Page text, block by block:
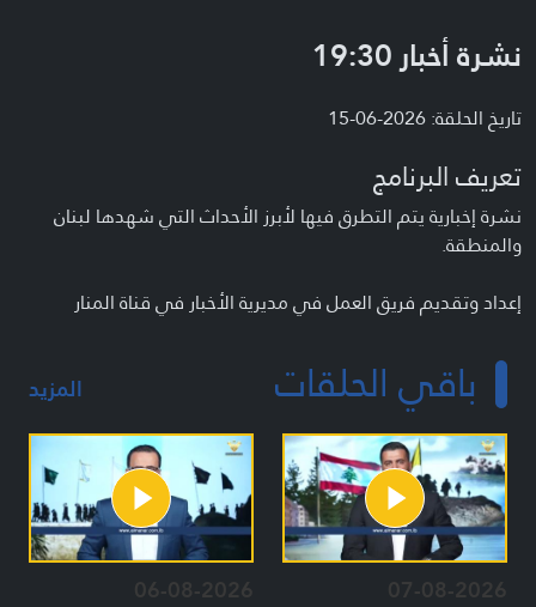
نشرة أخبار 19:30
تاريخ الحلقة: 2026-06-15
تعريف البرنامج
نشرة إخبارية يتم التطرق فيها لأبرز الأحداث التي شهدها لبنان
والمنطقة.
إعداد وتقديم فريق العمل في مديرية الأخبار في قناة المنار
باقي الحلقات المزيد
07-08-2026
06-08-2026